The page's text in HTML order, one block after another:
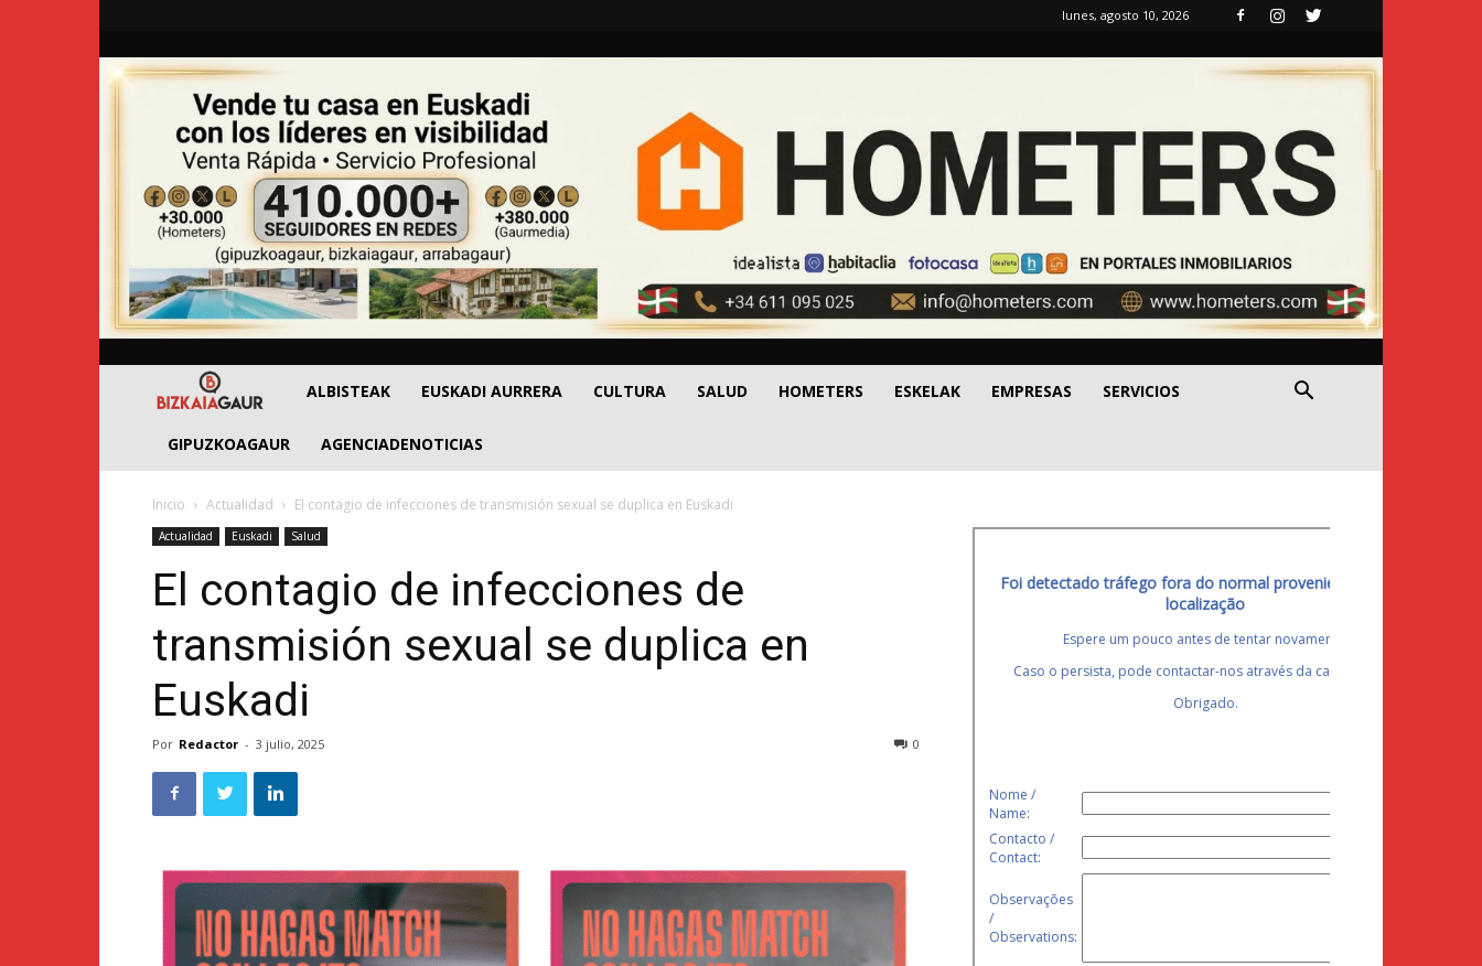
lunes, agosto 10, 2026
BizkaiaGaur
ALBISTEAK EUSKADI AURRERA CULTURA SALUD HOMETERS ESKELAK EMPRESAS SERVICIOS
GIPUZKOAGAUR AGENCIADENOTICIAS
Inicio Actualidad El contagio de infecciones de transmisión sexual se duplica en Euskadi
Actualidad Euskadi Salud
El contagio de infecciones de
transmisión sexual se duplica en
Euskadi
Por Redactor - 3 julio, 2025 0